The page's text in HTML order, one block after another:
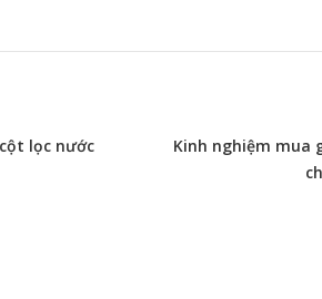
lọc nước
Kinh nghiệm mua